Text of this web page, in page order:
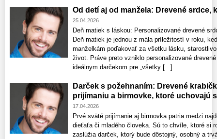
Od detí aj od manžela: Drevené srdce,
25.04.2026
Deň matiek s láskou: Personalizované drevené
Deň matiek je jednou z mála príležitostí v roku,
manželkám poďakovať za všetku lásku,
život. Práve preto vzniklo personalizované
ideálnym darčekom pre „všetky [...]
Darček s požehnaním: Drevené
prijímaniu a birmovke, ktoré uchovajú
17.04.2026
Prvé sväté prijímanie aj birmovka patria medzi
dieťaťa či mladého človeka. Sú to chvíle, ktoré si
zaslúžia darček, ktorý bude dôstojný, osobný a